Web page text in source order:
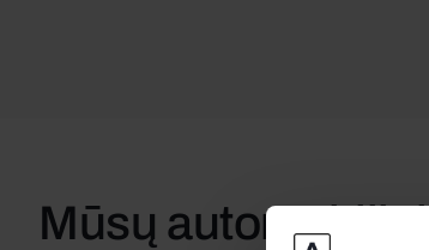
Mūsų automobiliai